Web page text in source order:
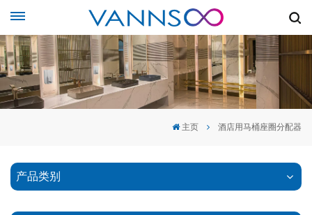
主页 酒店用马桶座圈分配器
产品类别